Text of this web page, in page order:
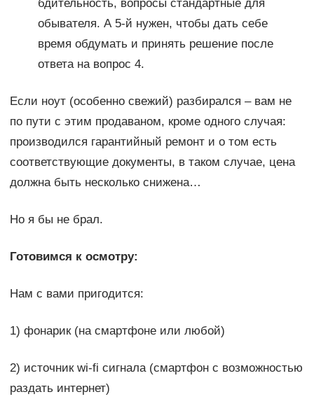
бдительность, вопросы стандартные для
обывателя. А 5-й нужен, чтобы дать себе
время обдумать и принять решение после
ответа на вопрос 4.
Если ноут (особенно свежий) разбирался – вам не
по пути с этим продаваном, кроме одного случая:
производился гарантийный ремонт и о том есть
соответствующие документы, в таком случае, цена
должна быть несколько снижена…
Но я бы не брал.
Готовимся к осмотру:
Нам с вами пригодится:
1) фонарик (на смартфоне или любой)
2) источник wi-fi сигнала (смартфон с возможностью
раздать интернет)